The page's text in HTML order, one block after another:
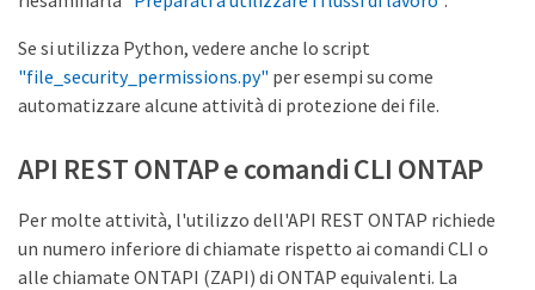
Se si utilizza Python, vedere anche lo script
"file_security_permissions.py" per esempi su come
automatizzare alcune attività di protezione dei file.
API REST ONTAP e comandi CLI ONTAP
Per molte attività, l'utilizzo dell'API REST ONTAP richiede
un numero inferiore di chiamate rispetto ai comandi CLI o
alle chiamate ONTAPI (ZAPI) di ONTAP equivalenti. La